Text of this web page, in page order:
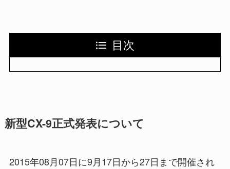
目次
新型CX-9正式発表について
2015年08月07日に9月17日から27日まで開催され